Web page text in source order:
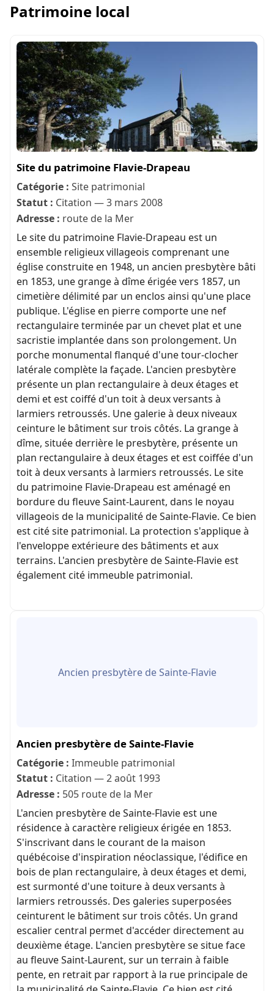
Patrimoine local
Site du patrimoine Flavie-Drapeau
Catégorie : Site patrimonial
Statut : Citation — 3 mars 2008
Adresse : route de la Mer
Le site du patrimoine Flavie-Drapeau est un
ensemble religieux villageois comprenant une
église construite en 1948, un ancien presbytère bâti
en 1853, une grange à dîme érigée vers 1857, un
cimetière délimité par un enclos ainsi qu'une place
publique. L'église en pierre comporte une nef
rectangulaire terminée par un chevet plat et une
sacristie implantée dans son prolongement. Un
porche monumental flanqué d'une tour-clocher
latérale complète la façade. L'ancien presbytère
présente un plan rectangulaire à deux étages et
demi et est coiffé d'un toit à deux versants à
larmiers retroussés. Une galerie à deux niveaux
ceinture le bâtiment sur trois côtés. La grange à
dîme, située derrière le presbytère, présente un
plan rectangulaire à deux étages et est coiffée d'un
toit à deux versants à larmiers retroussés. Le site
du patrimoine Flavie-Drapeau est aménagé en
bordure du fleuve Saint-Laurent, dans le noyau
villageois de la municipalité de Sainte-Flavie. Ce bien
est cité site patrimonial. La protection s'applique à
l'enveloppe extérieure des bâtiments et aux
terrains. L'ancien presbytère de Sainte-Flavie est
également cité immeuble patrimonial.
Ancien presbytère de Sainte-Flavie
Ancien presbytère de Sainte-Flavie
Catégorie : Immeuble patrimonial
Statut : Citation — 2 août 1993
Adresse : 505 route de la Mer
L'ancien presbytère de Sainte-Flavie est une
résidence à caractère religieux érigée en 1853.
S'inscrivant dans le courant de la maison
québécoise d'inspiration néoclassique, l'édifice en
bois de plan rectangulaire, à deux étages et demi,
est surmonté d'une toiture à deux versants à
larmiers retroussés. Des galeries superposées
ceinturent le bâtiment sur trois côtés. Un grand
escalier central permet d'accéder directement au
deuxième étage. L'ancien presbytère se situe face
au fleuve Saint-Laurent, sur un terrain à faible
pente, en retrait par rapport à la rue principale de